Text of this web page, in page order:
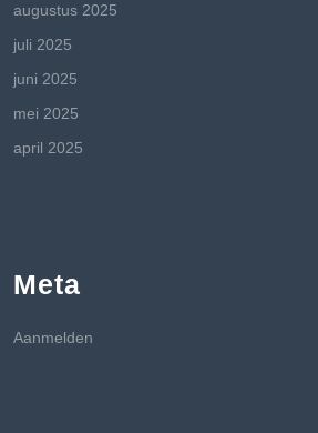
augustus 2025
juli 2025
juni 2025
mei 2025
april 2025
Meta
Aanmelden